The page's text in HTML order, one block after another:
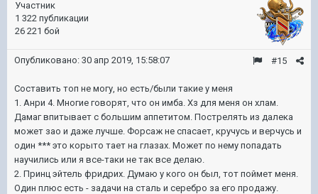
Участник
1 322 публикации
26 221 бой
#15
Опубликовано: 30 апр 2019, 15:58:07
Составить топ не могу, но есть/были такие у меня
1. Анри 4. Многие говорят, что он имба. Хз для меня он хлам.
Дамаг впитывает с большим аппетитом. Пострелять из далека
может зао и даже лучше. Форсаж не спасает, кручусь и верчусь и
один *** это корыто тает на глазах. Может по нему попадать
научились или я все-таки не так все делаю.
2. Принц эйтель фридрих. Думаю у кого он был, тот поймет меня.
Один плюс есть - задачи на сталь и серебро за его продажу.